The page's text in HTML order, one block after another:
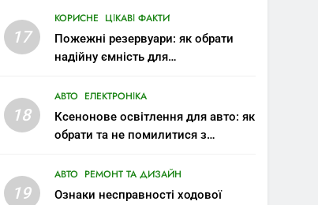
17
КОРИСНЕ ЦІКАВІ ФАКТИ
Пожежні резервуари: як обрати
надійну ємність для
18
АВТО ЕЛЕКТРОНІКА
Ксенонове освітлення для авто: як
обрати та не помилитися з
19
АВТО РЕМОНТ ТА ДИЗАЙН
Ознаки несправності ходової